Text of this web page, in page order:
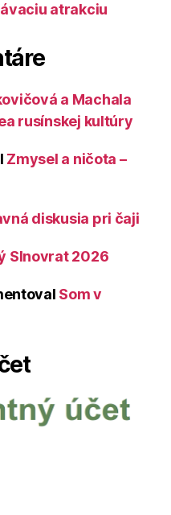
atrakciu
a Machala
rusínskej kultúry
Zmysel a ničota –
diskusia pri čaji
Slnovrat 2026
Som v